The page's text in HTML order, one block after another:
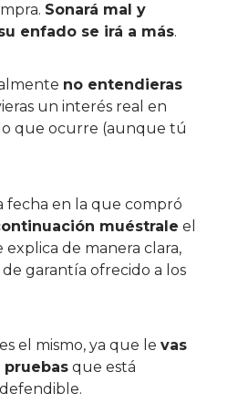
Sonará mal y
enfado se irá a más.
no entendieras
un interés real en
que ocurre (aunque tú
fecha en la que compró
muéstrale el
explica de manera clara,
garantía ofrecido a los
el mismo, ya que le vas
pruebas que está